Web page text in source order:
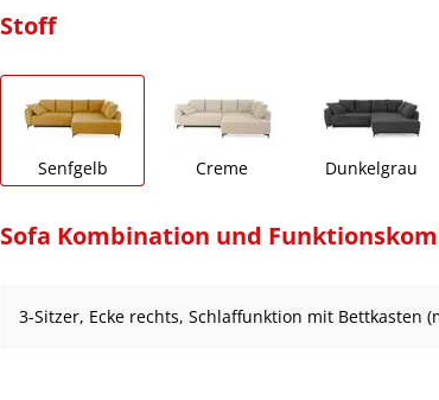
Stoff
Senfgelb Creme Dunkelgrau
Sofa Kombination und
3-Sitzer, Ecke rechts, Schlaffunktion mit Bettkasten